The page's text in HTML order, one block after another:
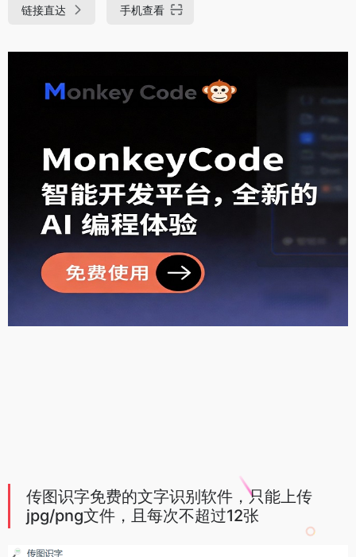
链接直达 手机查看
传图识字免费的文字识别软件，只能上传
jpg/png文件，且每次不超过12张